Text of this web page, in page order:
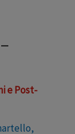
e Post-
,